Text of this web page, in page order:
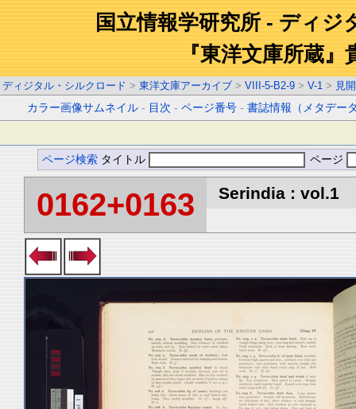
国立情報学研究所 - ディジ
『東洋文庫所蔵』
ディジタル・シルクロード > 東洋文庫アーカイブ > VIII-5-B2-9 > V-1 > 見
カラー画像サムネイル - 目次 -ページ番号 -書誌情報（メタデー
ページ検索 タイトル ページ
0162+0163 Serindia : vol.1